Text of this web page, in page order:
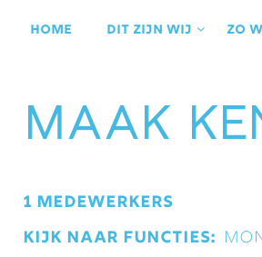
Home Dit zijn wij Zo
Maak
1 Medewerkers
Kijk naar functies: